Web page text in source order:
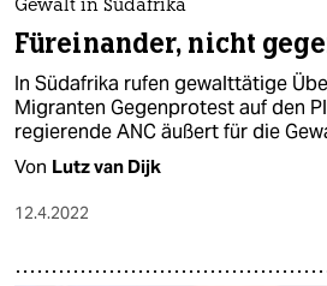
Gewalt in Südafrika
Füreinander, nicht
In Südafrika rufen gewalttätige
Migranten Gegenprotest auf den
regierende ANC äußert für die
Von Lutz van Dijk
12.4.2022